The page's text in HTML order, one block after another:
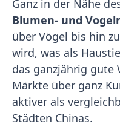
Ganz in der Nähe
Blumen- und
über Vögel bis hin
wird, was als
das ganzjährig gute
Märkte über ganz
aktiver als
Städten Chinas.